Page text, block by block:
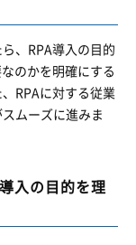
、RPA導入の目的
のかを明確にする
RPAに対する従業
ムーズに進みま
入の目的を理